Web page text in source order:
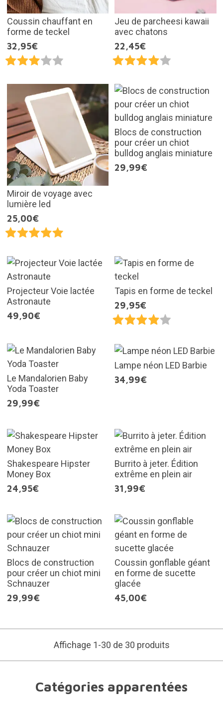
Coussin chauffant en
forme de teckel
32,95€
Jeu de parcheesi kawaii
avec chatons
22,45€
Miroir de voyage avec
lumière led
25,00€
Blocs de construction
pour créer un chiot
bulldog anglais miniature
29,99€
Projecteur Voie lactée
Astronaute
49,90€
Tapis en forme de teckel
29,95€
Le Mandalorien Baby
Yoda Toaster
29,99€
Lampe néon LED Barbie
34,99€
Shakespeare Hipster
Money Box
24,95€
Burrito à jeter. Édition
extrême en plein air
31,99€
Blocs de construction
pour créer un chiot mini
Schnauzer
29,99€
Coussin gonflable géant
en forme de sucette
glacée
45,00€
Affichage 1-30 de 30 produits
Catégories apparentées